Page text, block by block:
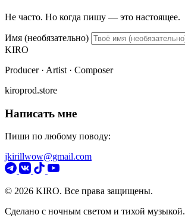
Не часто. Но когда пишу — это настоящее.
Имя (необязательно)
KIRO
Producer · Artist · Composer
kiroprod.store
Написать мне
Пиши по любому поводу:
jkirillwow@gmail.com
© 2026 KIRO. Все права защищены.
Сделано с ночным светом и тихой музыкой.